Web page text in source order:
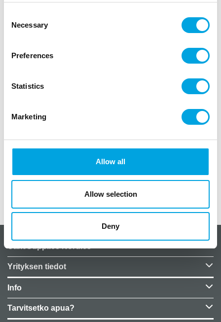
Selection
Necessary
Preferences
Statistics
Marketing
Allow all
Allow selection
Deny
ARTYFETES |
EAN: 3700091104072 Myyntiyksikkö: 6
Kuvaus
väri moniväri
koko 33cm x 33cm
CakeSupplies Nordics
Yrityksen tiedot
Info
Tarvitsetko apua?